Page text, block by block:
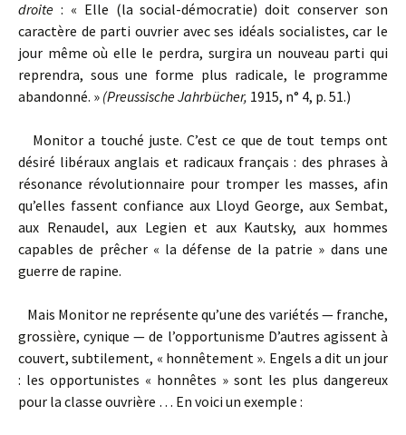
droite : « Elle (la social-démocratie) doit conserver son
caractère de parti ouvrier avec ses idéals socialistes, car le
jour même où elle le perdra, surgira un nouveau parti qui
reprendra, sous une forme plus radicale, le programme
abandonné. » (Preussische Jahrbücher, 1915, n° 4, p. 51.)
Monitor a touché juste. C’est ce que de tout temps ont
désiré libéraux anglais et radicaux français : des phrases à
résonance révolutionnaire pour tromper les masses, afin
qu’elles fassent confiance aux Lloyd George, aux Sembat,
aux Renaudel, aux Legien et aux Kautsky, aux hommes
capables de prêcher « la défense de la patrie » dans une
guerre de rapine.
Mais Monitor ne représente qu’une des variétés — franche,
grossière, cynique — de l’opportunisme D’autres agissent à
couvert, subtilement, « honnêtement ». Engels a dit un jour
: les opportunistes « honnêtes » sont les plus dangereux
pour la classe ouvrière … En voici un exemple :